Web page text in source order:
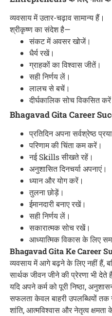
व्यवसाय में उतार-चढ़ाव सामान्य हैं।
श्रीकृष्ण का संदेश है—
संकट में अवसर खोजें।
धैर्य रखें।
ग्राहकों का विश्वास जीतें।
सही निर्णय लें।
लालच से बचें।
दीर्घकालिक सोच विकसित
Bhagavad Gita Career
प्रतिदिन अपना सर्वश्रेष्ठ
परिणाम की चिंता कम करें।
नई Skills सीखते रहें।
अनुशासित दिनचर्या अपनाएं।
ध्यान और योग करें।
तुलना छोड़ें।
ईमानदारी बनाए रखें।
सही निर्णय लें।
सकारात्मक सोच रखें।
आध्यात्मिक विकास के लिए
Bhagavad Gita Ke Career
व्यवसाय में आगे बढ़ने के लिए नहीं
सार्थक जीवन जीने की प्रेरणा भी
यदि अपने कर्म को पूरी निष्ठा,
सफलता केवल बाहरी उपलब्धियों तक
शांति, आत्मविश्वास और नेतृत्व